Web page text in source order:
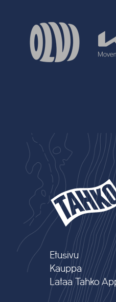
Etusivu
Kauppa
Lataa Tahko